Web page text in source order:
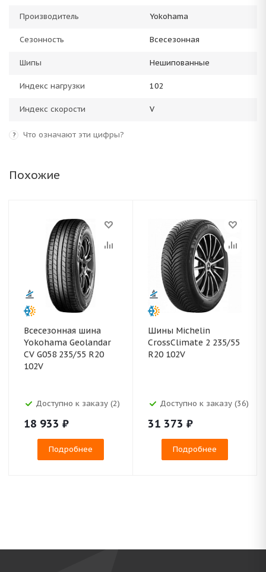
Производитель Yokohama
Сезонность Всесезонная
Шипы Нешипованные
Индекс нагрузки 102
Индекс скорости V
? Что означают эти цифры?
Похожие
Всесезонная шина
Yokohama Geolandar
CV G058 235/55 R20
102V
Доступно к заказу (2)
18 933 ₽
Подробнее
Шины Michelin
CrossClimate 2 235/55
R20 102V
Доступно к заказу (36)
31 373 ₽
Подробнее